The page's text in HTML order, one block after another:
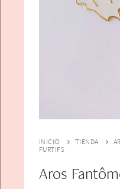
INICIO TIENDA
FURTIFS
Aros